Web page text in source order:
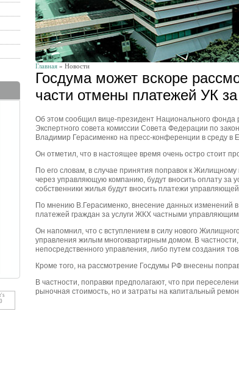
Главная » Новости
Госдума может вскоре
части отмены платежей УК
Об этом сообщил вице-президент Национального фонда
Экспертного совета комиссии Совета Федерации по
Владимир Герасименко на пресс-конференции в среду в
Он отметил, что в настоящее время очень остро стоит
По его словам, в случае принятия поправок к
через управляющую компанию, будут вносить оплату за
собственники жилья будут вносить платежи
По мнению В.Герасименко, внесение данных изменений
платежей граждан за услуги ЖКХ частными
Он напомнил, что с вступлением в силу нового
управления жилым многоквартирным домом. В
непосредственного управления, либо путем создания
Кроме того, на рассмотрение Госдумы РФ внесены
В частности, поправки предполагают, что при
рыночная стоимость, но и затраты на капитальный